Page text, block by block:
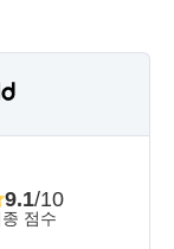
종 점수
9.1/10